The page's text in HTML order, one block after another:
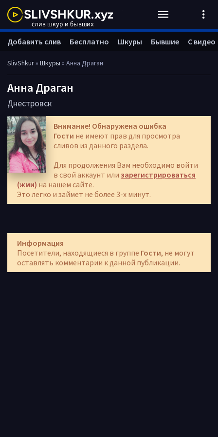
SlivShkur» Шкуры » Анна Драган
Анна Драган
Днестровск
Внимание! Обнаружена ошибка
Гости не имеют прав для просмотра
сливов из данного раздела.
Для продолжения Вам необходимо войти
в свой аккаунт или зарегистрироваться
(жми) на нашем сайте.
Это легко и займет не более 3-х минут.
Информация
Посетители, находящиеся в группе Гости, не могут
оставлять комментарии к данной публикации.
Добавить слив Бесплатно Шкуры Бывшие С видео